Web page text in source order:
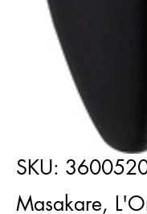
SKU:
Masakare,